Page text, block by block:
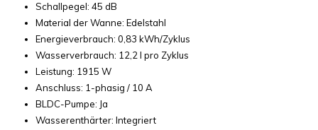
Schallpegel: 45 dB
Material der Wanne: Edelstahl
Energieverbrauch: 0,83 kWh/Zyklus
Wasserverbrauch: 12,2 l pro Zyklus
Leistung: 1915 W
Anschluss: 1-phasig / 10 A
BLDC-Pumpe: Ja
Wasserenthärter: Integriert